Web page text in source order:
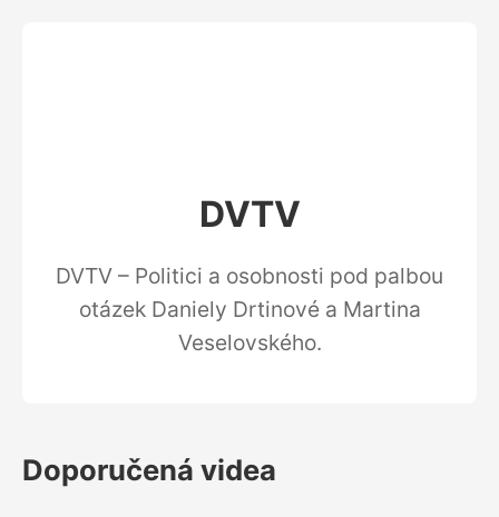
DVTV
DVTV – Politici a osobnosti pod palbou
otázek Daniely Drtinové a Martina
Veselovského.
Doporučená videa